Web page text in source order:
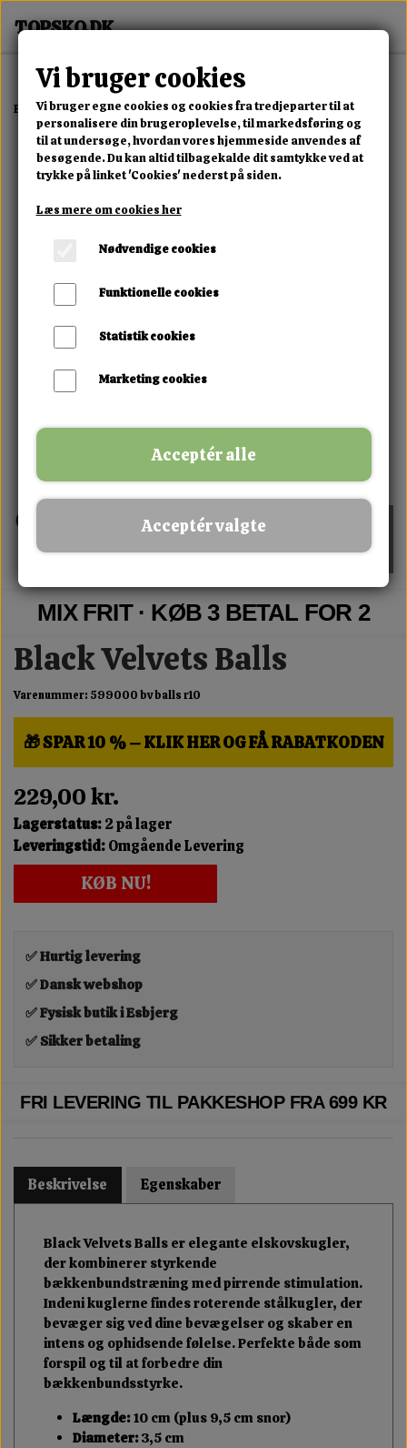
Forside Erotisk Kollektion Alle Produkter Black Velvets Balls
MIX FRIT · KØB 3 BETAL FOR 2
Black Velvets Balls
Varenummer: 599000 bv balls r10
🎁 SPAR 10 % – KLIK HER OG FÅ RABATKODEN
229,00 kr.
Lagerstatus:2 på lager
Leveringstid:Omgående Levering
KØB NU!
✅ Hurtig levering
✅ Dansk webshop
✅ Fysisk butik i Esbjerg
✅ Sikker betaling
FRI LEVERING TIL PAKKESHOP FRA 699 KR
Beskrivelse Egenskaber
Black Velvets Balls er elegante elskovskugler,
der kombinerer styrkende
bækkenbundstræning med pirrende stimulation.
Indeni kuglerne findes roterende stålkugler, der
bevæger sig ved dine bevægelser og skaber en
intens og ophidsende følelse. Perfekte både som
forspil og til at forbedre din
bækkenbundsstyrke.
Længde: 10 cm (plus 9,5 cm snor)
Diameter: 3,5 cm
Vi bruger cookies
Vi bruger egne cookies og cookies fra tredjeparter til at
personalisere din brugeroplevelse, til markedsføring og
til at undersøge, hvordan vores hjemmeside anvendes af
besøgende. Du kan altid tilbagekalde dit samtykke ved at
trykke på linket 'Cookies' nederst på siden.
Læs mere om cookies her
Nødvendige cookies
Funktionelle cookies
Statistik cookies
Marketing cookies
Acceptér alle
Acceptér valgte